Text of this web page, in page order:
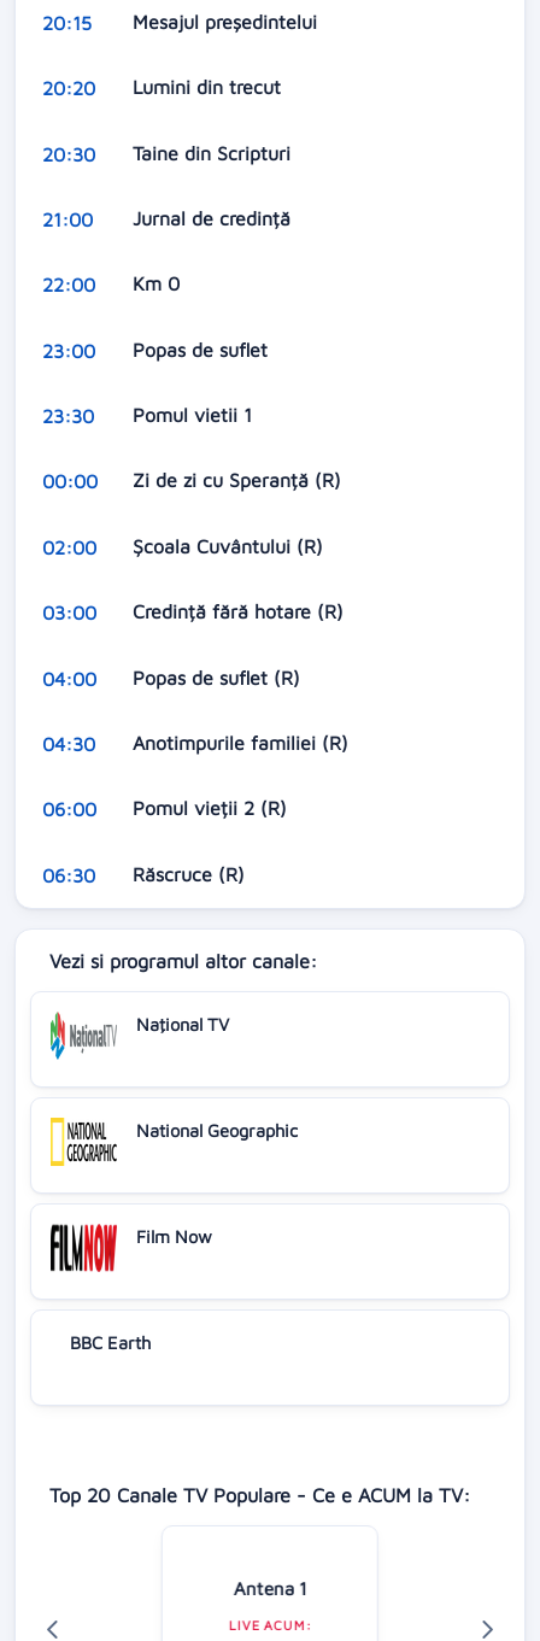
20:15 Mesajul președintelui
20:20 Lumini din trecut
20:30 Taine din Scripturi
21:00 Jurnal de credință
22:00 Km 0
23:00 Popas de suflet
23:30 Pomul vietii 1
00:00 Zi de zi cu Speranță (R)
02:00 Școala Cuvântului (R)
03:00 Credință fără hotare (R)
04:00 Popas de suflet (R)
04:30 Anotimpurile familiei (R)
06:00 Pomul vieții 2 (R)
06:30 Răscruce (R)
Vezi si programul altor canale:
Naţional TV
National Geographic
Film Now
BBC Earth
Top 20 Canale TV Populare - Ce e ACUM la TV:
Antena 1
LIVE ACUM: